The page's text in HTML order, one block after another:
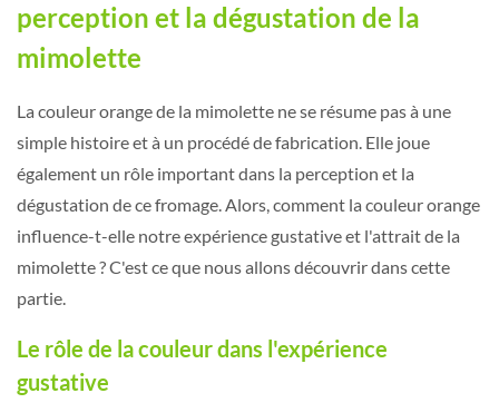
perception et la dégustation de la
mimolette
La couleur orange de la mimolette ne se résume pas à une
simple histoire et à un procédé de fabrication. Elle joue
également un rôle important dans la perception et la
dégustation de ce fromage. Alors, comment la couleur orange
influence-t-elle notre expérience gustative et l'attrait de la
mimolette ? C'est ce que nous allons découvrir dans cette
partie.
Le rôle de la couleur dans l'expérience
gustative